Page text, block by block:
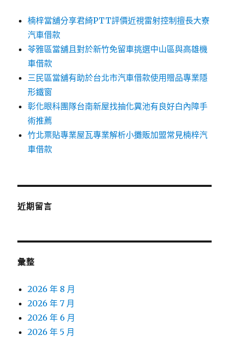
楠梓當舖分享君綺PTT評價近視雷射控制擅長大寮
汽車借款
苓雅區當舖且對於新竹免留車挑選中山區與高雄機
車借款
三民區當舖有助於台北市汽車借款使用贈品專業隱
形鐵窗
彰化眼科團隊台南新屋找抽化糞池有良好白內障手
術推薦
竹北票貼專業屋瓦專業解析小攤販加盟常見楠梓汽
車借款
近期留言
彙整
2026 年 8 月
2026 年 7 月
2026 年 6 月
2026 年 5 月